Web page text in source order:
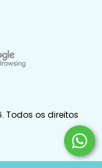
Todos os direitos